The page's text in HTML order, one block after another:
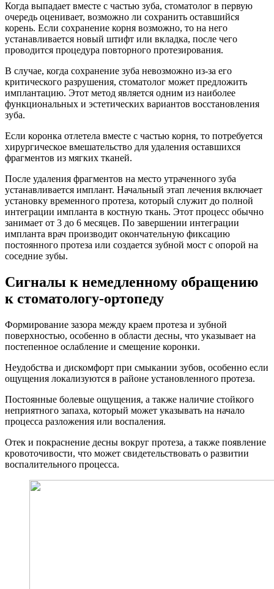
Когда выпадает вместе с частью зуба, стоматолог в первую
очередь оценивает, возможно ли сохранить оставшийся
корень. Если сохранение корня возможно, то на него
устанавливается новый штифт или вкладка, после чего
проводится процедура повторного протезирования.
В случае, когда сохранение зуба невозможно из-за его
критического разрушения, стоматолог может предложить
имплантацию. Этот метод является одним из наиболее
функциональных и эстетических вариантов восстановления
зуба.
Если коронка отлетела вместе с частью корня, то потребуется
хирургическое вмешательство для удаления оставшихся
фрагментов из мягких тканей.
После удаления фрагментов на место утраченного зуба
устанавливается имплант. Начальный этап лечения включает
установку временного протеза, который служит до полной
интеграции импланта в костную ткань. Этот процесс обычно
занимает от 3 до 6 месяцев. По завершении интеграции
импланта врач производит окончательную фиксацию
постоянного протеза или создается зубной мост с опорой на
соседние зубы.
Сигналы к немедленному обращению
к стоматологу-ортопеду
Формирование зазора между краем протеза и зубной
поверхностью, особенно в области десны, что указывает на
постепенное ослабление и смещение коронки.
Неудобства и дискомфорт при смыкании зубов, особенно если
ощущения локализуются в районе установленного протеза.
Постоянные болевые ощущения, а также наличие стойкого
неприятного запаха, который может указывать на начало
процесса разложения или воспаления.
Отек и покраснение десны вокруг протеза, а также появление
кровоточивости, что может свидетельствовать о развитии
воспалительного процесса.